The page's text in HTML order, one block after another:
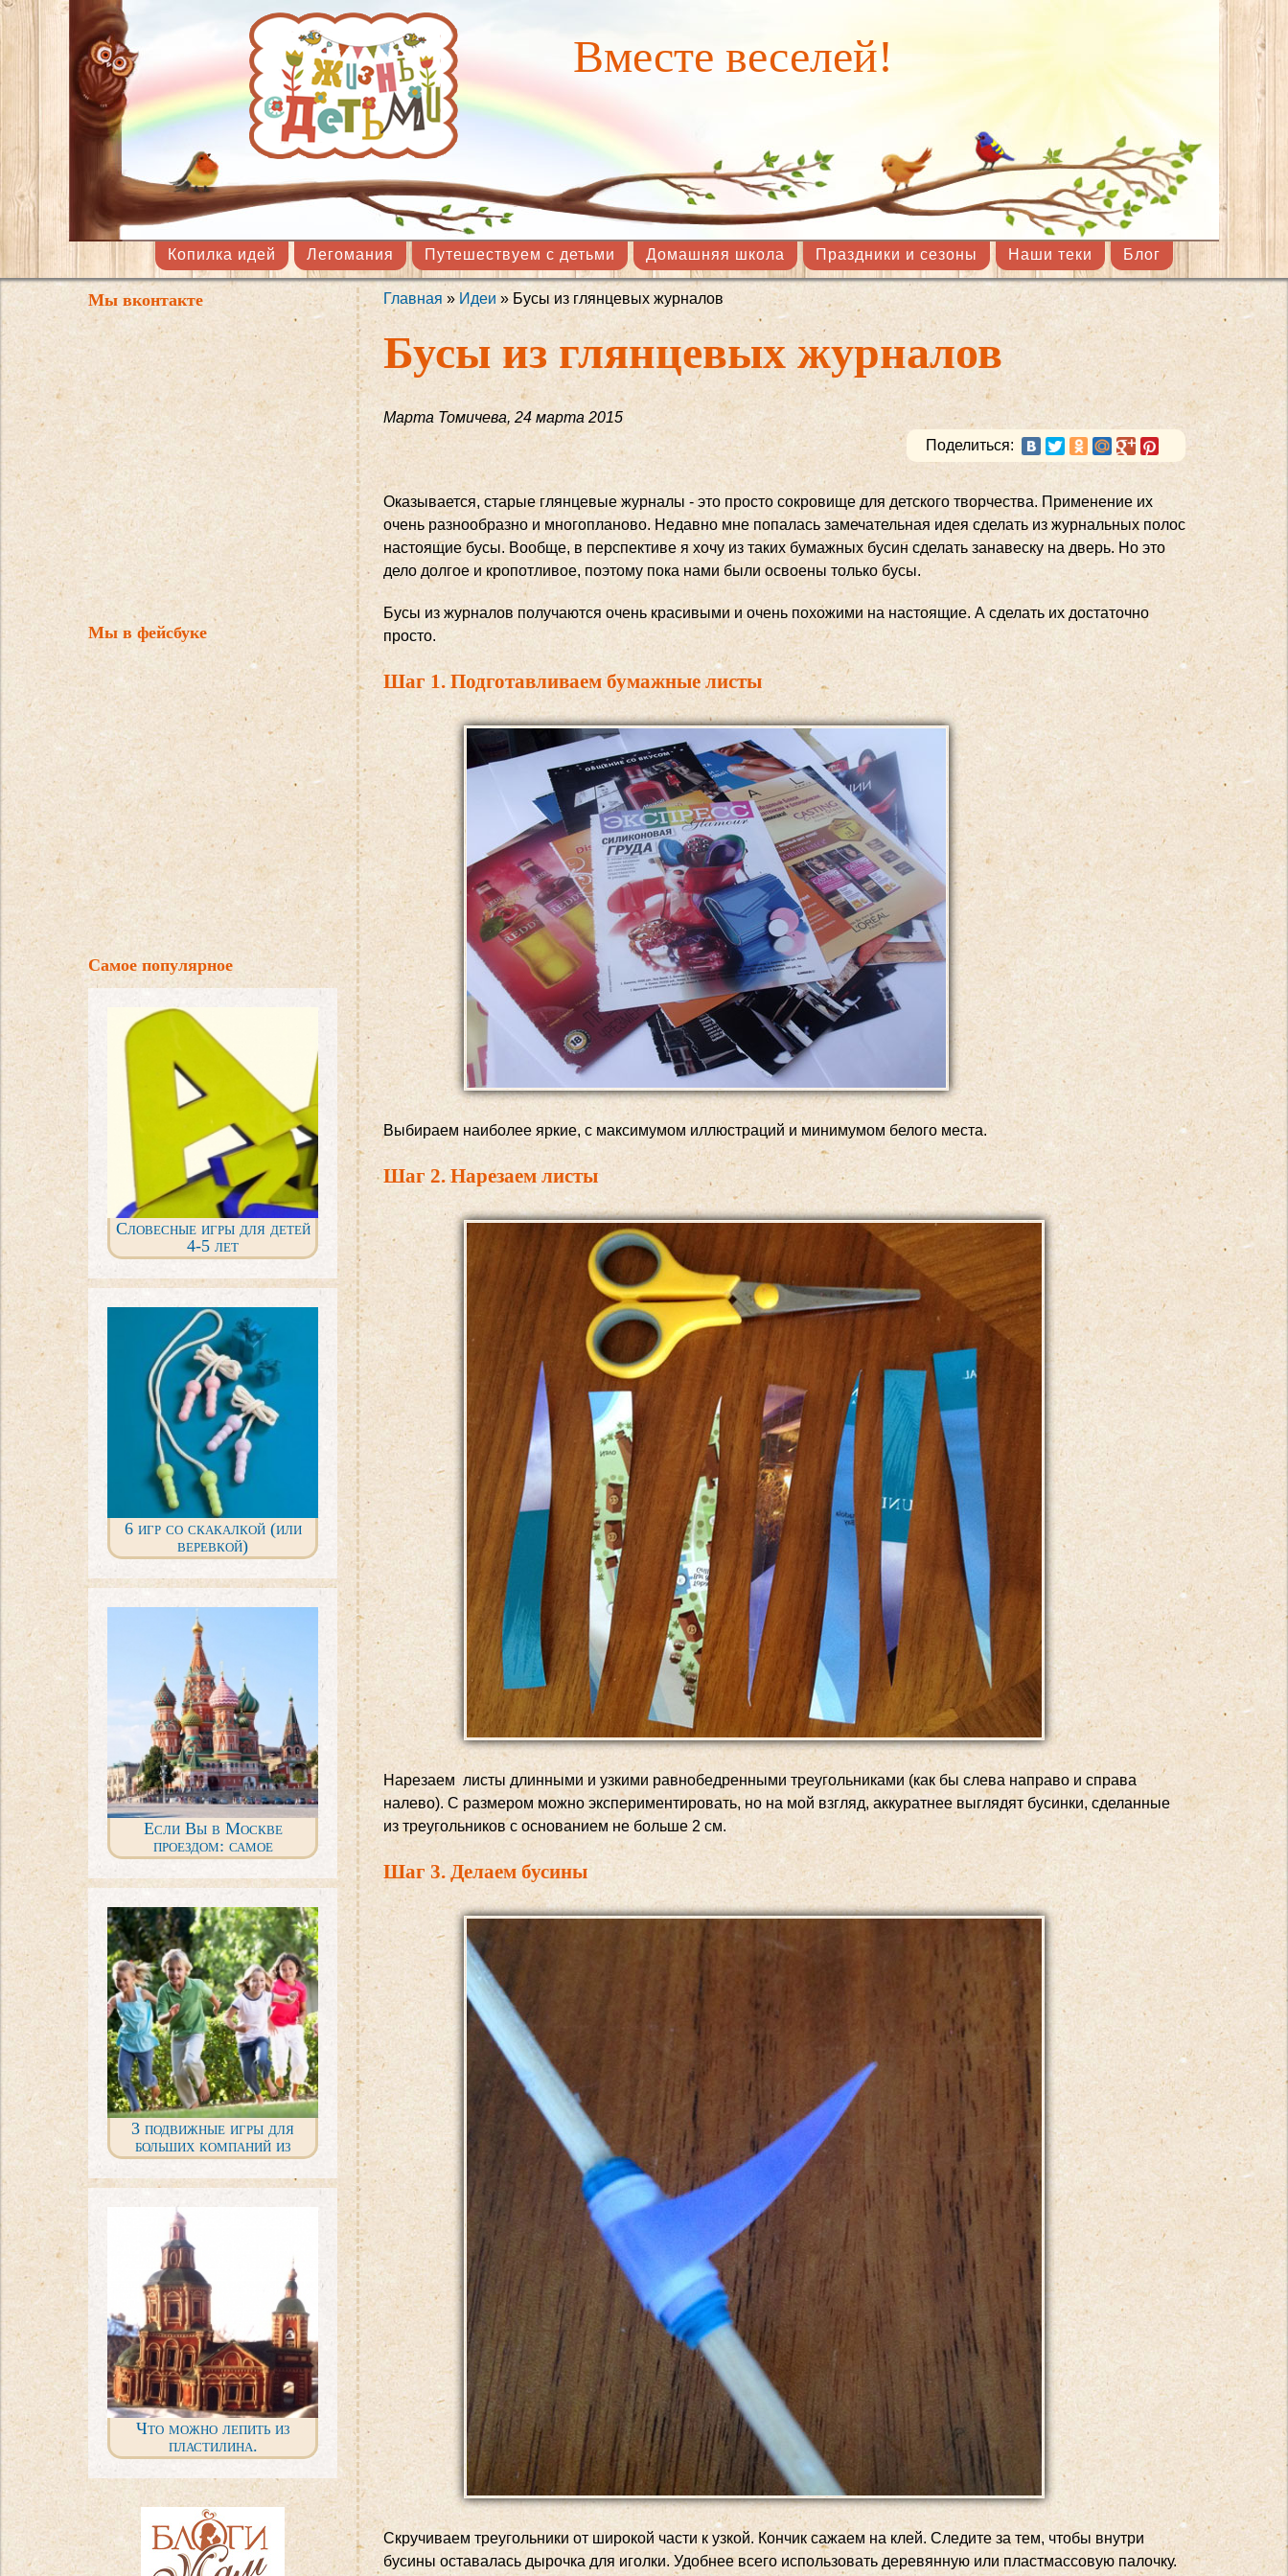
содержанию
Вместе веселей!
Копилка идей Легомания Путешествуем с детьми Домашняя школа Праздники и сезоны Наши теки Блог
Мы вконтакте
Мы в фейсбуке
Самое популярное
Словесные игры для детей
4-5 лет
6 игр со скакалкой (или
веревкой)
Если Вы в Москве
проездом: самое
интересное для детей за 2
дня
3 подвижные игры для
больших компаний из
нашего детства
Что можно лепить из
пластилина.
Удивительные идеи!
Вы здесь
Главная » Идеи » Бусы из глянцевых журналов
Бусы из глянцевых журналов
Марта Томичева, 24 марта 2015
Поделиться:
Оказывается, старые глянцевые журналы - это просто сокровище для детского творчества. Применение их
очень разнообразно и многопланово. Недавно мне попалась замечательная идея сделать из журнальных полос
настоящие бусы. Вообще, в перспективе я хочу из таких бумажных бусин сделать занавеску на дверь. Но это
дело долгое и кропотливое, поэтому пока нами были освоены только бусы.
Бусы из журналов получаются очень красивыми и очень похожими на настоящие. А сделать их достаточно
просто.
Шаг 1. Подготавливаем бумажные листы
Выбираем наиболее яркие, с максимумом иллюстраций и минимумом белого места.
Шаг 2. Нарезаем листы
Нарезаем листы длинными и узкими равнобедренными треугольниками (как бы слева направо и справа
налево). С размером можно экспериментировать, но на мой взгляд, аккуратнее выглядят бусинки, сделанные
из треугольников с основанием не больше 2 см.
Шаг 3. Делаем бусины
Скручиваем треугольники от широкой части к узкой. Кончик сажаем на клей. Следите за тем, чтобы внутри
бусины оставалась дырочка для иголки. Удобнее всего использовать деревянную или пластмассовую палочку.